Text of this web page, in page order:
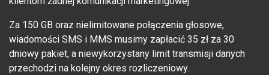
Za 150 GB oraz nielimitowane połączenia głosowe,
wiadomości SMS i MMS musimy zapłacić 35 zł za 30
dniowy pakiet, a niewykorzystany limit transmisji danych
przechodzi na kolejny okres rozliczeniowy.